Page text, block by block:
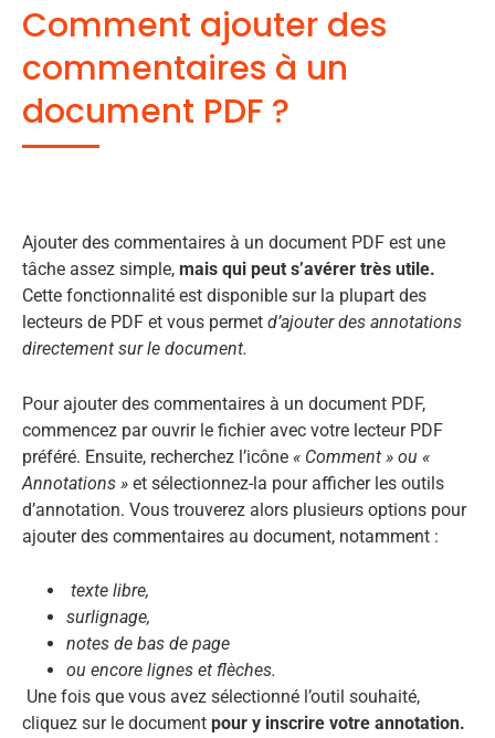
Comment ajouter des
commentaires à un
document PDF ?
Ajouter des commentaires à un document PDF est une
tâche assez simple, mais qui peut s’avérer très utile.
Cette fonctionnalité est disponible sur la plupart des
lecteurs de PDF et vous permet d’ajouter des annotations
directement sur le document.
Pour ajouter des commentaires à un document PDF,
commencez par ouvrir le fichier avec votre lecteur PDF
préféré. Ensuite, recherchez l’icône « Comment » ou «
Annotations » et sélectionnez-la pour afficher les outils
d’annotation. Vous trouverez alors plusieurs options pour
ajouter des commentaires au document, notamment :
texte libre,
surlignage,
notes de bas de page
ou encore lignes et flèches.
Une fois que vous avez sélectionné l’outil souhaité,
cliquez sur le document pour y inscrire votre annotation.